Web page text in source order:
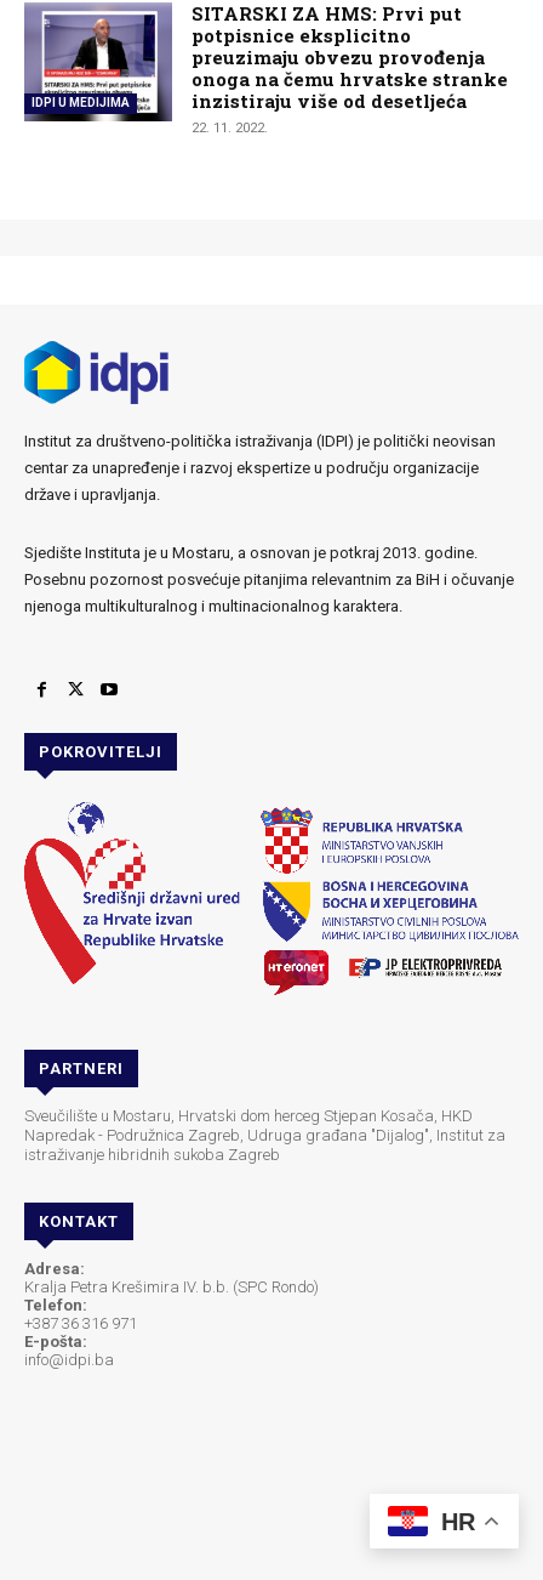
IDPI U MEDIJIMA
SITARSKI ZA HMS: Prvi put
potpisnice eksplicitno
preuzimaju obvezu provođenja
onoga na čemu hrvatske stranke
inzistiraju više od desetljeća
22. 11. 2022.
Institut za društveno-politička istraživanja (IDPI) je politički neovisan
centar za unapređenje i razvoj ekspertize u području organizacije
države i upravljanja.
Sjedište Instituta je u Mostaru, a osnovan je potkraj 2013. godine.
Posebnu pozornost posvećuje pitanjima relevantnim za BiH i očuvanje
njenoga multikulturalnog i multinacionalnog karaktera.
POKROVITELJI
PARTNERI
Sveučilište u Mostaru, Hrvatski dom herceg Stjepan Kosača, HKD
Napredak - Podružnica Zagreb, Udruga građana "Dijalog", Institut za
istraživanje hibridnih sukoba Zagreb
KONTAKT
Adresa:
Kralja Petra Krešimira IV. b.b. (SPC Rondo)
Telefon:
+387 36 316 971
E-pošta:
info@idpi.ba
HR